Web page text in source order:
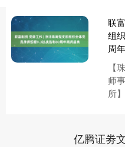
联
组
周
【
师
所
民....
亿腾证劵